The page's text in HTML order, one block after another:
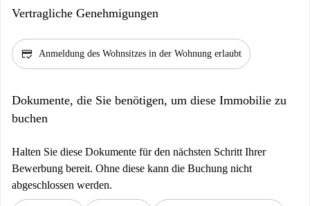
Vertragliche Genehmigungen
credit_score Anmeldung des Wohnsitzes in der Wohnung erlaubt
Dokumente, die Sie benötigen, um diese Immobilie zu
buchen
Halten Sie diese Dokumente für den nächsten Schritt Ihrer
Bewerbung bereit. Ohne diese kann die Buchung nicht
abgeschlossen werden.